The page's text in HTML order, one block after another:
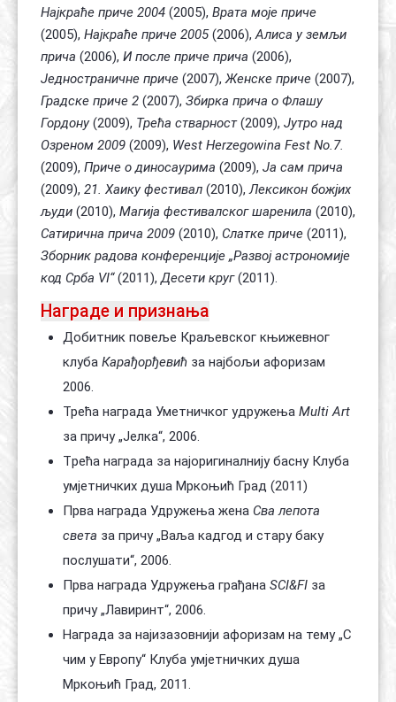
Најкраће приче 2004 (2005), Врата моје приче
(2005), Најкраће приче 2005(2006),Алиса у земљи
прича (2006), И после приче прича (2006),
Једностраничне приче (2007),Женске приче (2007),
Градске приче 2 (2007), Збирка прича о Флашу
Гордону(2009), Трећа стварност(2009), Јутро над
Озреном 2009 (2009), West Herzegowina Fest No.7.
(2009), Приче о диносаурима (2009), Ја сам прича
(2009), 21. Хаику фестивал (2010),Лексикон божјих
људи (2010), Магија фестивалског шаренила (2010),
Сатирична прича 2009 (2010), Слатке приче (2011),
Зборник радова конференције „Развој астрономије
код Срба VI“(2011),Десети круг(2011).
Награде и признања
Добитник повеље Краљевског књижевног
клуба Карађорђевић за најбољи афоризам
2006.
Трећа награда Уметничког удружења Multi Art
за причу „Јелка“, 2006.
Tрећа награда за најоригиналнију басну Клуба
умјетничких душа Мркоњић Град (2011)
Прва награда Удружења жена Сва лепота
света за причу „Ваља кадгод и стару баку
послушати“, 2006.
Прва награда Удружења грађана SCI&FI за
причу „Лавиринт“, 2006.
Награда за најизазовнији афоризам на тему „С
чим у Европу“ Клуба умјетничких душа
Мркоњић Град, 2011.